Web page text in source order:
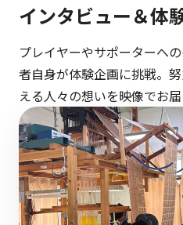
インタビュー＆体
プレイヤーやサポーターへ
者自身が体験企画に挑戦。
える人々の想いを映像でお届